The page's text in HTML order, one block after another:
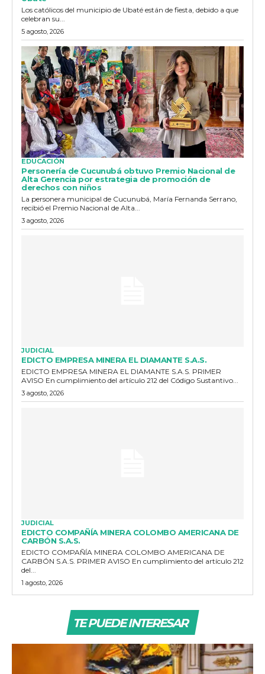
Los católicos del municipio de Ubaté están de fiesta, debido a que
celebran su...
5 agosto, 2026
EDUCACIÓN
Personería de Cucunubá obtuvo Premio Nacional de
Alta Gerencia por estrategia de promoción de
derechos con niños
La personera municipal de Cucunubá, María Fernanda Serrano,
recibió el Premio Nacional de Alta...
3 agosto, 2026
JUDICIAL
EDICTO EMPRESA MINERA EL DIAMANTE S.A.S.
EDICTO EMPRESA MINERA EL DIAMANTE S.A.S. PRIMER
AVISO En cumplimiento del artículo 212 del Código Sustantivo...
3 agosto, 2026
JUDICIAL
EDICTO COMPAÑÍA MINERA COLOMBO AMERICANA DE
CARBÓN S.A.S.
EDICTO COMPAÑÍA MINERA COLOMBO AMERICANA DE
CARBÓN S.A.S. PRIMER AVISO En cumplimiento del artículo 212
del...
1 agosto, 2026
TE PUEDE INTERESAR